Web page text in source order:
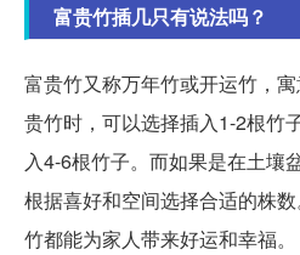
富贵竹插几只有说法吗？
富贵竹又称万年竹或开运竹，
贵竹时，可以选择插入1-2根竹
入4-6根竹子。而如果是在土壤
根据喜好和空间选择合适的株
竹都能为家人带来好运和幸福。